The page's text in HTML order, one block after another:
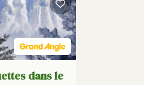
dans le